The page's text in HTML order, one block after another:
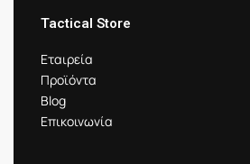
Tactical Store
Εταιρεία
Προϊόντα
Blog
Επικοινωνία